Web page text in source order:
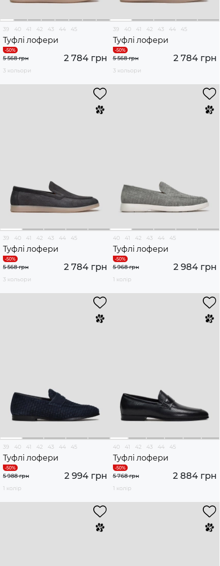
39 40 41 42 43 44 45
Туфлі лофери
2 784 грн
5 568 грн
3 кольори
39 40 41 42 43 44 45
Туфлі лофери
2 784 грн
5 568 грн
3 кольори
39 40 41 42 43 44 45
Туфлі лофери
2 784 грн
5 568 грн
3 кольори
40 41 42 43 44 45
Туфлі лофери
2 984 грн
5 968 грн
1 колір
39 40 41 42 43 44 45
Туфлі лофери
2 994 грн
5 988 грн
1 колір
40 41 42 43 44 45
Туфлі лофери
2 884 грн
5 768 грн
1 колір